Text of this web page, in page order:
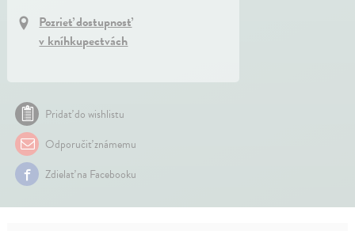
Pozrieť dostupnosť
v kníhkupectvách
Pridať do wishlistu
Odporučiť známemu
Zdielať na Facebooku